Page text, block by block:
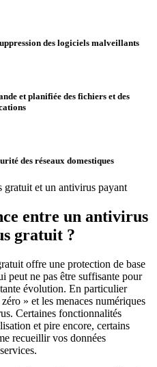
des logiciels malveillants
et planifiée des fichiers et des
des réseaux domestiques
entre un antivirus
gratuit ?
offre une protection de base
peut ne pas être suffisante pour
évolution. En particulier
» et les menaces numériques
Certaines fonctionnalités
et pire encore, certains
recueillir vos données